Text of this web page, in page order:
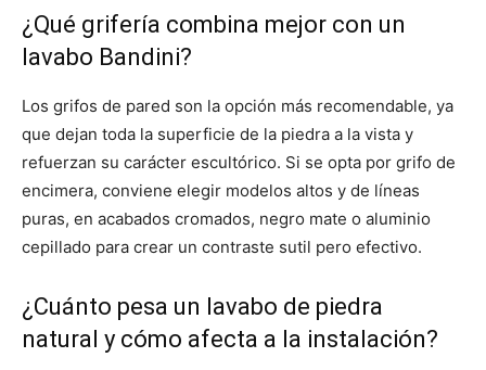
¿Qué grifería combina mejor con un
lavabo Bandini?
Los grifos de pared son la opción más recomendable, ya
que dejan toda la superficie de la piedra a la vista y
refuerzan su carácter escultórico. Si se opta por grifo de
encimera, conviene elegir modelos altos y de líneas
puras, en acabados cromados, negro mate o aluminio
cepillado para crear un contraste sutil pero efectivo.
¿Cuánto pesa un lavabo de piedra
natural y cómo afecta a la instalación?